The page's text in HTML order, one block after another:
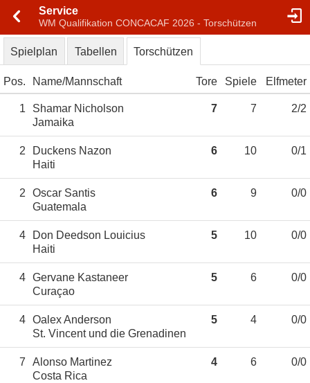
Service
WM Qualifikation CONCACAF 2026 - Torschützen
Spielplan Tabellen Torschützen
Pos. Name Mannschaft Tore Spiele Elfmeter
1
Shamar Nicholson
Jamaika
7 7 2/2
2
Duckens Nazon
Haiti
6 10 0/1
2
Oscar Santis
Guatemala
6 9 0/0
4
Don Deedson Louicius
Haiti
5 10 0/0
4 Gervane Kastaneer
Curaçao
5 6 0/0
4 Oalex Anderson
St. Vincent und die Grenadinen
5 4 0/0
7
Alonso Martinez
Costa Rica
4 6 0/0